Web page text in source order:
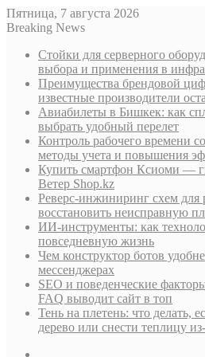
Пятница, 7 августа 2026
Breaking News
Стойки для серверного
выбора и применения в
Преимущества брендовой
известные производители
Авиабилеты в Бишкек: как
выбрать удобный перелет
Контроль рабочего времени
методы учета и повышения
Купить смартфон Ксиоми —
Ветер Shop.kz
Реверс-инжиниринг схем для
восстановить неисправную
ИИ-инструменты: как
повседневную жизнь
Чем конструктор ботов
мессенджерах
SEO и поведенческие
FAQ выводит сайт в топ
Тень на плетень: что делать,
дерево или снести теплицу